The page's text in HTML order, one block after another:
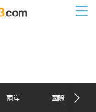
兩岸 國際